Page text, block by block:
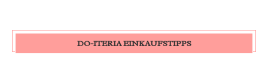
DO-ITERIA EINKAUFSTIPPS